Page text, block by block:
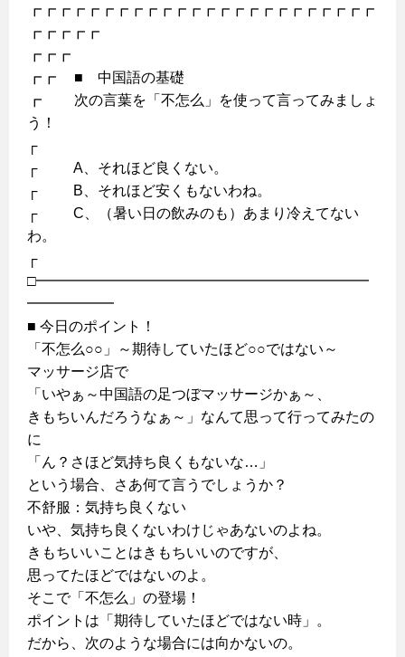
┏┏┏┏┏┏┏┏┏┏┏┏┏┏┏┏┏┏┏┏┏┏┏┏
┏┏┏┏┏
┏┏┏
┏┏ ■ 中国語の基礎
┏ 次の言葉を「不怎么」を使って言ってみましょ
う！
┌
┌ A、それほど良くない。
┌ B、それほど安くもないわね。
┌ C、（暑い日の飲みのも）あまり冷えてない
わ。
┌
□━━━━━━━━━━━━━━━━━━━━━━━
━━━━━━
■ 今日のポイント！
「不怎么○○」～期待していたほど○○ではない～
マッサージ店で
「いやぁ～中国語の足つぼマッサージかぁ～、
きもちいんだろうなぁ～」なんて思って行ってみたの
に
「ん？さほど気持ち良くもないな…」
という場合、さあ何て言うでしょうか？
不舒服：気持ち良くない
いや、気持ち良くないわけじゃあないのよね。
きもちいいことはきもちいいのですが、
思ってたほどではないのよ。
そこで「不怎么」の登場！
ポイントは「期待していたほどではない時」。
だから、次のような場合には向かないの。